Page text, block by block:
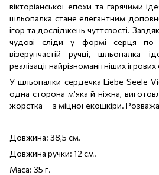
вікторіанської епохи та гарячими
шльопалка стане елегантним
ігор та досліджень чуттєвості.
чудові сліди у формі серця по
візерунчастій ручці, шльопалка
реалізації найрізноманітніших ігрових
У шльопалки-сердечка Liebe Seele
одна сторона м’яка й ніжна,
жорстка — з міцної екошкіри.
Довжина: 38,5 см.
Довжина ручки: 12 см.
Маса: 35 г.